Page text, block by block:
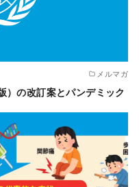
メルマガ
の改訂案とパンデミック